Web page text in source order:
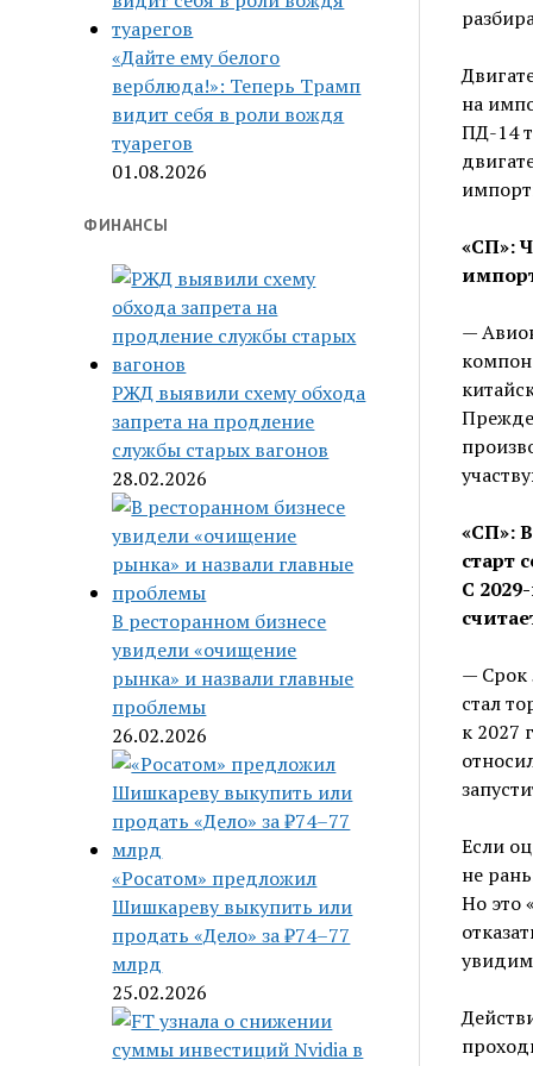
«Дайте ему белого
верблюда!»: Теперь Трамп
видит себя в роли вождя
туарегов
01.08.2026
ФИНАНСЫ
РЖД выявили схему обхода
запрета на продление
службы старых вагонов
28.02.2026
В ресторанном бизнесе
увидели «очищение
рынка» и назвали главные
проблемы
26.02.2026
«Росатом» предложил
Шишкареву выкупить или
продать «Дело» за ₽74–77
млрд
25.02.2026
на
ПД-14
«СП»:
—
Прежде
«СП»:
старт
С
— Срок
стал
к 2027
Если
не
Но это